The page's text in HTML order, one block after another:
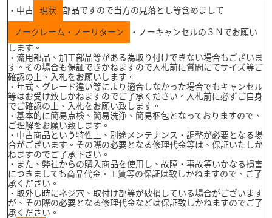
・中古
現状 部品ですので当方の見落とし等含めまして
ノークレーム・ノーリターン
・ノーキャンセルの３Ｎでお願い
します。
・流用部品、加工部品等がある為取り付けできない場合もございま
す。その場合も保証できかねますので入札前に質問にてサイズ等ご
確認の上、入札をお願いします。
・年式、グレード違い等により適合しなかった場合でもキャンセル
等はお受け致しかねますのでご了承ください。入札前に必ずご自身
でご確認の上、入札をお願い致します。
・基本的に簡易点検、簡易洗浄、簡易梱包となっておりますので、
ご理解をお願い致します。
・中古商品という特性上、別途メンテナンス・調整が必要となる場
合がございます。その際の必要となる修理代金等は、保証いたしか
ねますのでご了承下さい。
・また、弊社からの購入商品を使用し、故障・事故等いかなる損害
につきましても商品代金・工賃等の保証は致しかねますので、ご了
承ください。
・取外し時にネジ穴、取付け部等が破損している場合がございます
が、その際の必要となる修理代金などは保証致しかねますのでご了
承ください。